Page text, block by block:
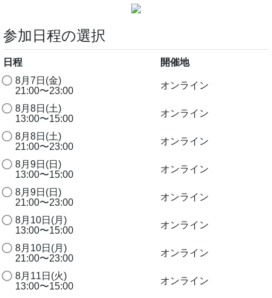
参加日程の選択
日程
開催地
8月7日(金)
21:00〜23:00
オンライン
8月8日(土)
13:00〜15:00
オンライン
8月8日(土)
21:00〜23:00
オンライン
8月9日(日)
13:00〜15:00
オンライン
8月9日(日)
21:00〜23:00
オンライン
8月10日(月)
13:00〜15:00
オンライン
8月10日(月)
21:00〜23:00
オンライン
8月11日(火)
13:00〜15:00
オンライン